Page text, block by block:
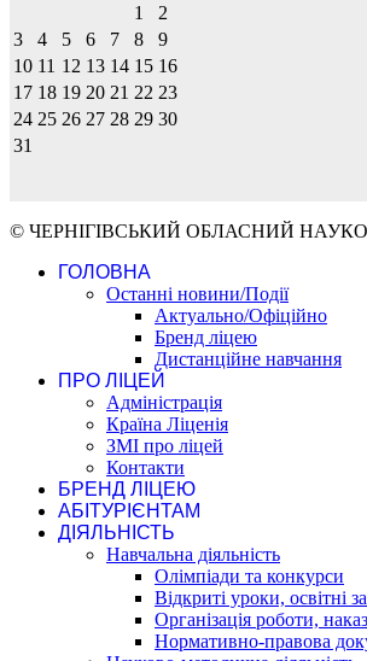
1
2
3
4 5 6 7 8
9
10 11 12 13 14 15 16
17 18 19 20 21 22 23
24 25 26 27 28 29 30
31
© ЧЕРНІГІВСЬКИЙ ОБЛАСНИЙ
ГОЛОВНА
Останні новини/Події
Актуально/Офіційно
Бренд ліцею
Дистанційне навчання
ПРО ЛІЦЕЙ
Адміністрація
Країна Ліценія
ЗМІ про ліцей
Контакти
БРЕНД ЛІЦЕЮ
АБІТУРІЄНТАМ
ДІЯЛЬНІСТЬ
Навчальна діяльність
Олімпіади та конкурси
Відкриті уроки, освітні
Організація роботи,
Нормативно-правова